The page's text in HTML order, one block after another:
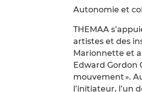
Autonomie et
THEMAA
artistes et des
Marionnette et
Edward Gordon
mouvement ».
l’initiateur, l’un